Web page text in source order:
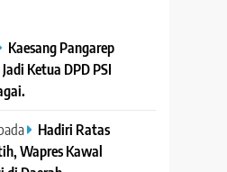
Kaesang Pangarep
Ketua DPD PSI
Hadiri Ratas
Wapres Kawal